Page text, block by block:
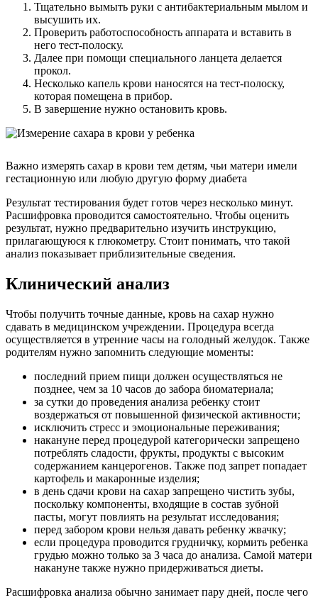
Тщательно вымыть руки с антибактериальным мылом и
высушить их.
Проверить работоспособность аппарата и вставить в
него тест-полоску.
Далее при помощи специального ланцета делается
прокол.
Несколько капель крови наносятся на тест-полоску,
которая помещена в прибор.
В завершение нужно остановить кровь.
Важно измерять сахар в крови тем детям, чьи матери имели
гестационную или любую другую форму диабета
Результат тестирования будет готов через несколько минут.
Расшифровка проводится самостоятельно. Чтобы оценить
результат, нужно предварительно изучить инструкцию,
прилагающуюся к глюкометру. Стоит понимать, что такой
анализ показывает приблизительные сведения.
Клинический анализ
Чтобы получить точные данные, кровь на сахар нужно
сдавать в медицинском учреждении. Процедура всегда
осуществляется в утренние часы на голодный желудок. Также
родителям нужно запомнить следующие моменты:
последний прием пищи должен осуществляться не
позднее, чем за 10 часов до забора биоматериала;
за сутки до проведения анализа ребенку стоит
воздержаться от повышенной физической активности;
исключить стресс и эмоциональные переживания;
накануне перед процедурой категорически запрещено
потреблять сладости, фрукты, продукты с высоким
содержанием канцерогенов. Также под запрет попадает
картофель и макаронные изделия;
в день сдачи крови на сахар запрещено чистить зубы,
поскольку компоненты, входящие в состав зубной
пасты, могут повлиять на результат исследования;
перед забором крови нельзя давать ребенку жвачку;
если процедура проводится грудничку, кормить ребенка
грудью можно только за 3 часа до анализа. Самой матери
накануне также нужно придерживаться диеты.
Расшифровка анализа обычно занимает пару дней, после чего